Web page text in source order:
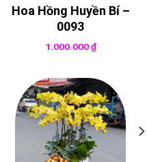
Hoa Hồng Huyền Bí –
0093
1.000.000₫